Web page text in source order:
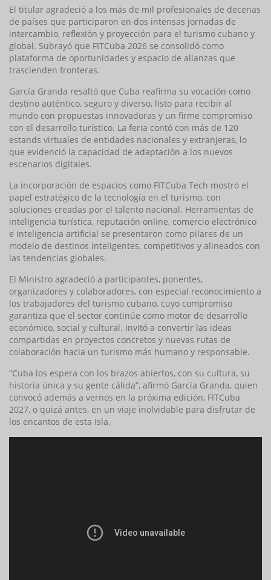
El titular agradeció a los más de mil profesionales de decenas
de países que participaron en dos intensas jornadas de
intercambio, reflexión y proyección para el turismo cubano y
global. Subrayó que FITCuba 2026 se consolidó como
plataforma de oportunidades y espacio de alianzas que
trascienden fronteras.
García Granda resaltó que Cuba reafirma su vocación como
destino auténtico, seguro y diverso, listo para recibir al
mundo con propuestas innovadoras y un firme compromiso
con el desarrollo turístico. La feria contó con más de 120
estands virtuales de entidades nacionales y extranjeras, lo
que evidenció la capacidad de adaptación a los nuevos
escenarios digitales.
La incorporación de espacios como FITCuba Tech mostró el
papel estratégico de la tecnología en el turismo, con
soluciones creadas por el talento nacional. Herramientas de
inteligencia turística, reputación online, comercio electrónico
e inteligencia artificial se presentaron como pilares de un
modelo de destinos inteligentes, competitivos y alineados con
las tendencias globales.
El Ministro agradeció a participantes, ponentes,
organizadores y colaboradores, con especial reconocimiento a
los trabajadores del turismo cubano, cuyo compromiso
garantiza que el sector continúe como motor de desarrollo
económico, social y cultural. Invitó a convertir las ideas
compartidas en proyectos concretos y nuevas rutas de
colaboración hacia un turismo más humano y responsable.
“Cuba los espera con los brazos abiertos, con su cultura, su
historia única y su gente cálida”, afirmó García Granda, quien
convocó además a vernos en la próxima edición, FITCuba
2027, o quizá antes, en un viaje inolvidable para disfrutar de
los encantos de esta Isla.